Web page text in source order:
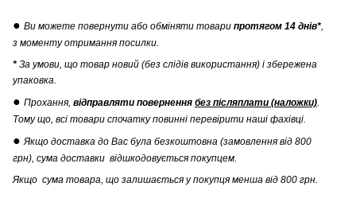
● Ви можете повернути або обміняти товари протягом 14 днів*
з моменту отримання посилки.
* За умови, що товар новий (без слідів використання) і збережена
упаковка.
● Прохання, відправляти повернення без післяплати (наложки)
Тому що, всі товари спочатку повинні перевірити наші фахівці.
● Якщо доставка до Вас була безкоштовна (замовлення від 800
грн), сума доставки відшкодовується покупцем.
Якщо сума товара, що залишається у покупця менша від 800 грн.